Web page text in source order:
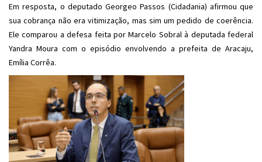
Em resposta, o deputado Georgeo Passos (Cidadania) afirmou que
sua cobrança não era vitimização, mas sim um pedido de coerência.
Ele comparou a defesa feita por Marcelo Sobral à deputada federal
Yandra Moura com o episódio envolvendo a prefeita de Aracaju,
Emília Corrêa.